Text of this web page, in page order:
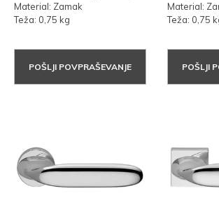
Material: Zamak
Teža: 0,75 kg
POŠLJI POVPRAŠEVANJE
Material:
Teža: 0,75
POŠLJI